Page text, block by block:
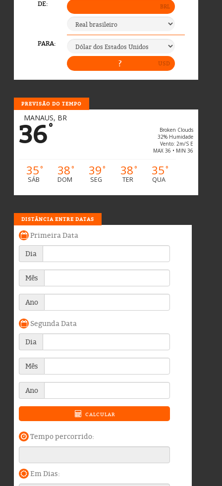
PREVISÃO DO TEMPO
MANAUS, BR
36°
Broken Clouds
32% Humidade
Vento: 2m/s E
MAX 36 • MIN 36
35°
SÁB
38°
DOM
39°
SEG
38°
TER
35°
QUA
DISTÂNCIA ENTRE DATAS